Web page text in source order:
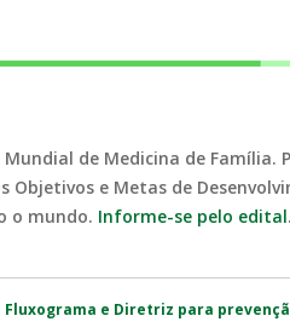
Mundial de Medicina de Família.
Objetivos e Metas de
o mundo. Informe-se pelo edital.
Fluxograma e Diretriz para